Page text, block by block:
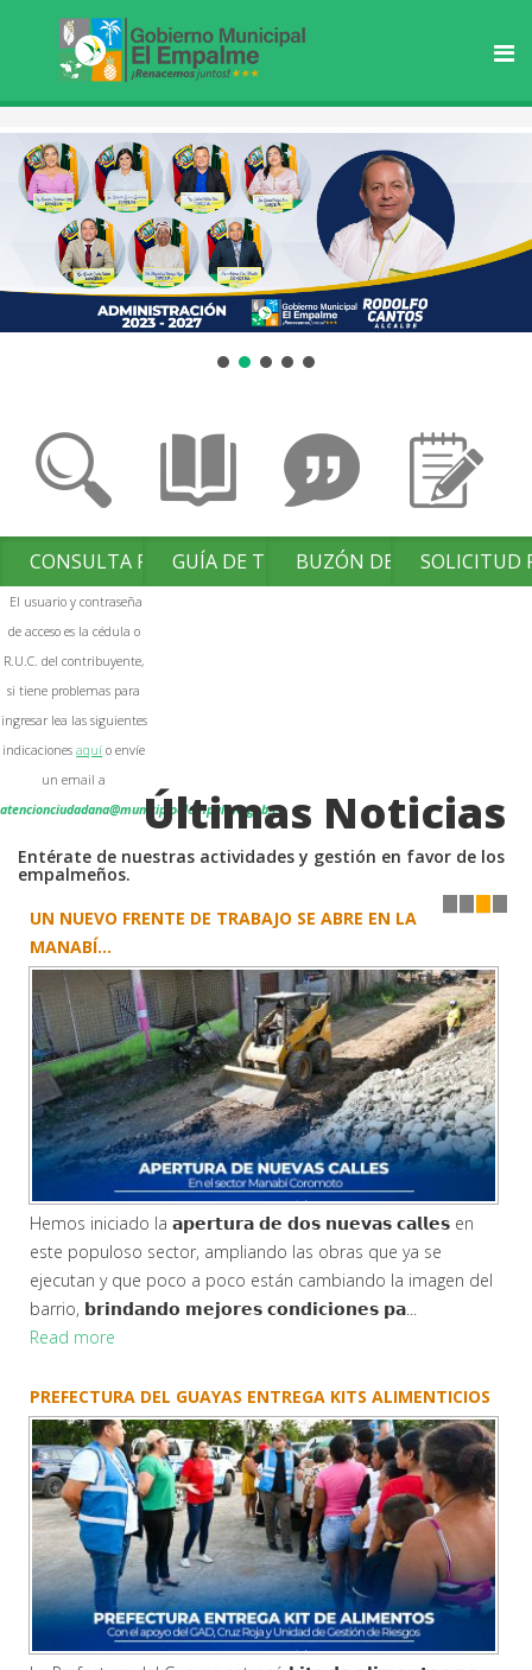
CONSULTA FACTURAS
El usuario y contraseña
de acceso es la cédula o
R.U.C. del contribuyente,
si tiene problemas para
ingresar lea las siguientes
indicacionesaquí o envíe
un email a
atencionciudadana@municipioelempalme.gob.ec
GUÍA DE TRÁMITESBUZÓN DE SUGERENCIAS
SOLICITUD
Últimas Noticias
Entérate de nuestras actividades y gestión en favor de los
empalmeños.
1 2 3
SEGUIMOS FIRMES EN EL PROPOSITO DE SEGUIR
EMBELLECIENDO EL EMPALME...
En la 𝗰𝗮𝗹𝗹𝗲 𝗱𝗲𝗹 𝗗𝗲𝗽𝗼𝗿𝘁𝗲, ubicada en la 𝗽𝗮𝗿𝘁𝗲 𝗽𝗼𝘀𝘁𝗲𝗿𝗶𝗼𝗿
𝗱𝗲𝗹 𝗲𝘀𝘁𝗮𝗱𝗶𝗼 𝗱𝗲 𝗟𝗗𝗖𝗘, entre los sectores 𝗝𝗼𝗵𝗻 𝗙.
𝗞𝗲𝗻𝗻𝗲𝗱𝘆 𝘆 𝗦𝗮𝗻 𝗩𝗶𝗰𝗲𝗻𝘁𝗲, continúan los trabajos de
𝗰𝗼𝗻𝘀𝘁𝗿𝘂𝗰𝗰𝗶𝗼́𝗻 𝗱𝗲 𝗮𝗰𝗲𝗿𝗮𝘀 𝘆 𝗯𝗼𝗿𝗱𝗶𝗹𝗹𝗼𝘀, luego de ha...
Read more
PARQUE SEGUNDO AUHING, UN ESPACIO QUE SE
TRANSFORMA PARA EL...